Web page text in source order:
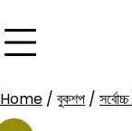
Home / বুকশপ /